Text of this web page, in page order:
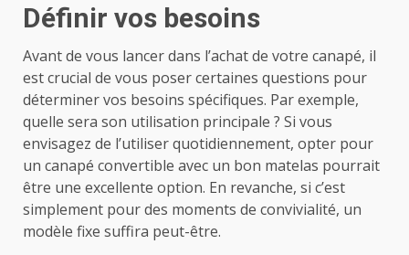
Définir vos besoins
Avant de vous lancer dans l’achat de votre canapé, il
est crucial de vous poser certaines questions pour
déterminer vos besoins spécifiques. Par exemple,
quelle sera son utilisation principale ? Si vous
envisagez de l’utiliser quotidiennement, opter pour
un canapé convertible avec un bon matelas pourrait
être une excellente option. En revanche, si c’est
simplement pour des moments de convivialité, un
modèle fixe suffira peut-être.